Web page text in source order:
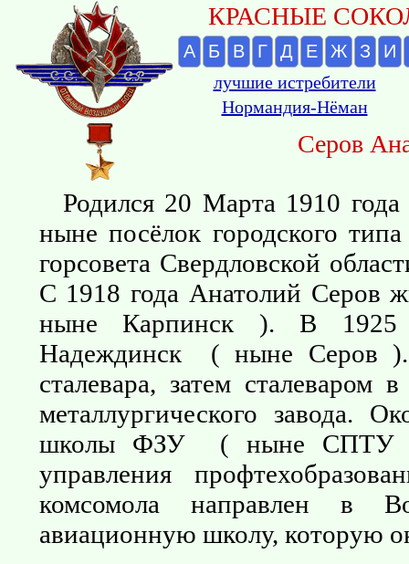
КРАСНЫЕ
А Б В Г Д Е Ж З И
лучшие истребители
Нормандия-Нёман
Серов
Родился 20 Марта 1910
ныне посёлок городского
горсовета Свердловской
С 1918 года Анатолий Серов
ныне Карпинск ). В 1925
Надеждинск ( ныне Серов ).
сталевара, затем сталеваром
металлургического завода.
школы ФЗУ ( ныне СПТУ
управления
комсомола направлен в
авиационную школу, которую